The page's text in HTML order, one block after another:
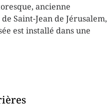
ancienne
Saint-Jean de Jérusalem,
est installé dans une